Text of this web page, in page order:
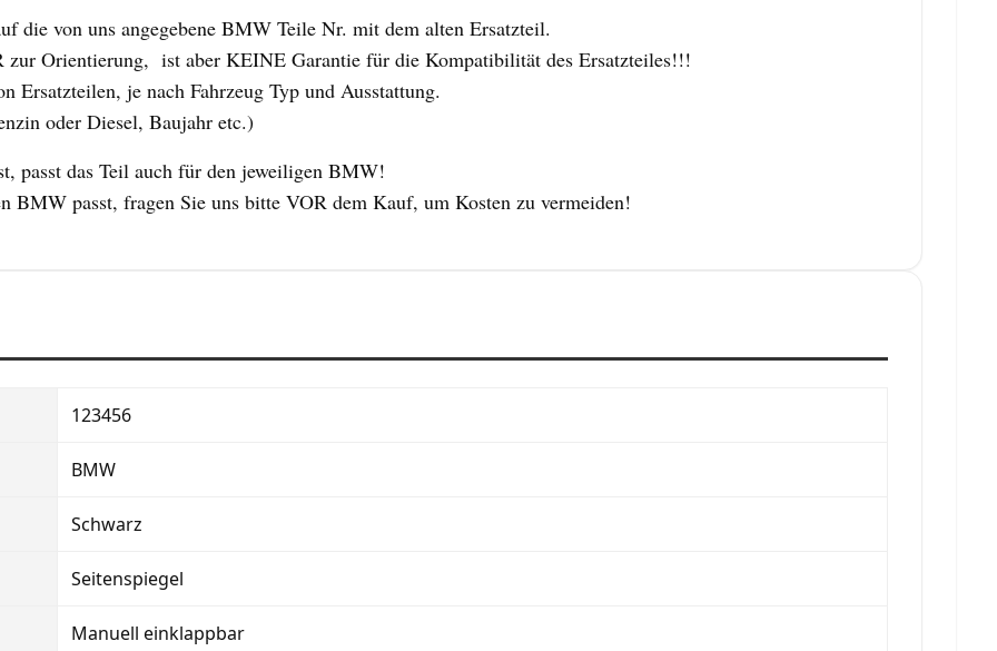
die von uns angegebene BMW Teile Nr. mit dem alten Ersatzteil.
zur Orientierung, ist aber KEINE Garantie für die Kompatibilität des Ersatzteiles!!!
Ersatzteilen, je nach Fahrzeug Typ und Ausstattung.
oder Diesel, Baujahr etc.)
passt das Teil auch für den jeweiligen BMW!
BMW passt, fragen Sie uns bitte VOR dem Kauf, um Kosten zu vermeiden!
123456
BMW
Schwarz
Seitenspiegel
Manuell einklappbar